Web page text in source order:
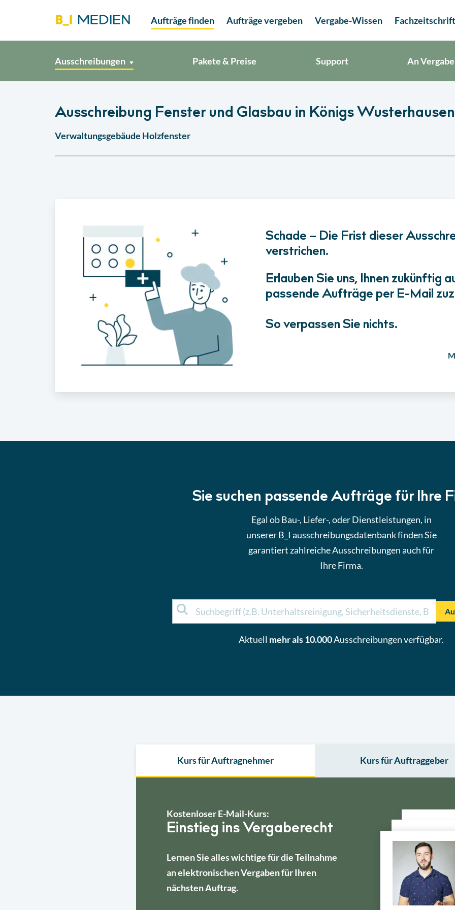
Aufträge finden Aufträge vergeben Vergabe-Wissen
Ausschreibungen Pakete & Preise Support An
Ausschreibung Fenster und Glasbau in Königs Wusterhausen
Verwaltungsgebäude Holzfenster
Schade – Die Frist dieser
verstrichen.
Erlauben Sie uns, Ihnen zukünftig
passende Aufträge per E-Mail
So verpassen Sie nichts.
Sie suchen passende Aufträge für Ihre
Egal ob Bau-, Liefer-, oder Dienstleistungen, in
unserer B_I ausschreibungsdatenbank finden Sie
garantiert zahlreiche Ausschreibungen auch für
Ihre Firma.
Aktuell mehr als 10.000Ausschreibungen verfügbar.
Kurs für Auftragnehmer Kurs für Auftraggeber
Kostenloser E-Mail-Kurs:
Einstieg ins Vergaberecht
Lernen Sie alles wichtige für die Teilnahme
an elektronischen Vergaben für Ihren
nächsten Auftrag.